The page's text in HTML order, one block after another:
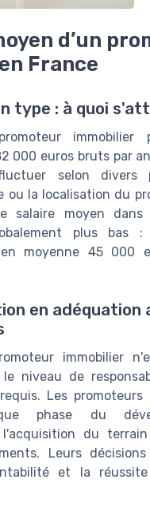
d’un
France
type : à quoi
immobilier
000 euros bruts par
selon divers
ou la localisation du
salaire moyen
plus bas
moyenne 45 000
en adéquation
immobilier
niveau de
Les promoteurs
phase du
l'acquisition du
Leurs
et la